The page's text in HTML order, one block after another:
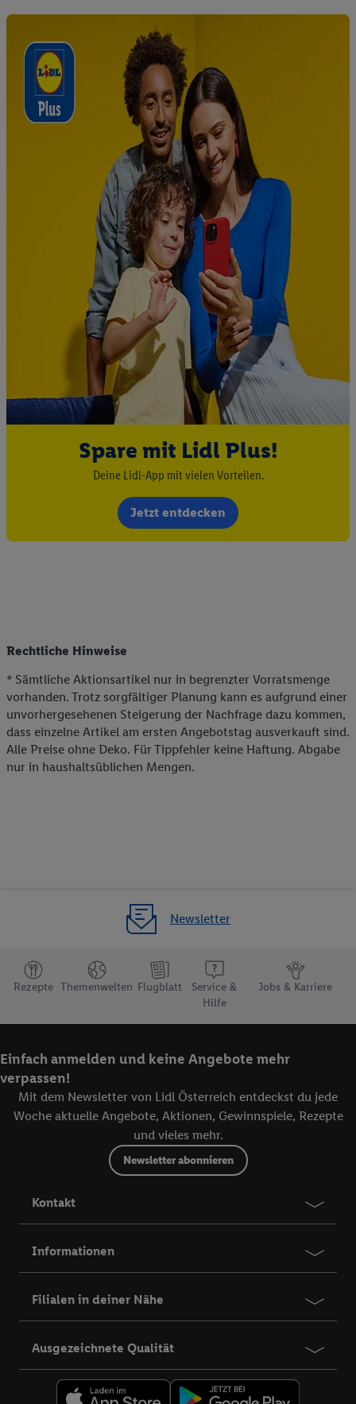
Spare mit Lidl Plus!
Deine Lidl-App mit vielen Vorteilen.
Jetzt entdecken
Rechtliche Hinweise
* Sämtliche Aktionsartikel nur in begrenzter Vorratsmenge
vorhanden. Trotz sorgfältiger Planung kann es aufgrund einer
unvorhergesehenen Steigerung der Nachfrage dazu kommen,
dass einzelne Artikel am ersten Angebotstag ausverkauft sind.
Alle Preise ohne Deko. Für Tippfehler keine Haftung. Abgabe
nur in haushaltsüblichen Mengen.
Newsletter
Rezepte Themenwelten Flugblatt
Service &
Hilfe
Jobs & Karriere
Einfach anmelden und keine Angebote mehr
verpassen!
Mit dem Newsletter von Lidl Österreich entdeckst du jede
Woche aktuelle Angebote, Aktionen, Gewinnspiele, Rezepte
und vieles mehr.
Newsletter abonnieren
Kontakt
Informationen
Filialen in deiner Nähe
Ausgezeichnete Qualität